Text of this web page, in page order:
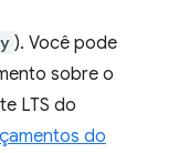
). Você pode
sobre o
LTS do
do